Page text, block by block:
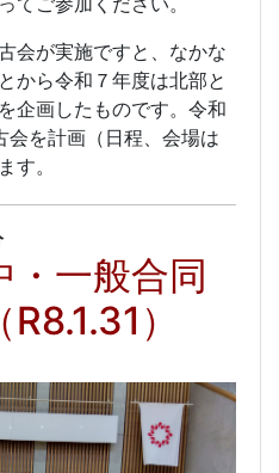
会が実施ですと、なかな
から令和７年度は北部と
企画したものです。令和
会を計画（日程、会場は
す。
一般合同
）